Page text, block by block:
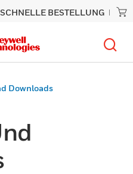
SCHNELLE BESTELLUNG
Downloads